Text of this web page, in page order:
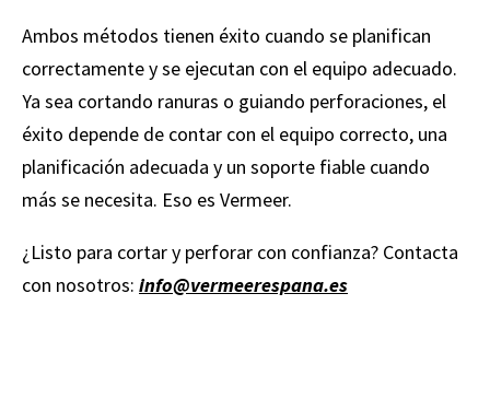
Ambos métodos tienen éxito cuando se planifican
correctamente y se ejecutan con el equipo adecuado.
Ya sea cortando ranuras o guiando perforaciones, el
éxito depende de contar con el equipo correcto, una
planificación adecuada y un soporte fiable cuando
más se necesita. Eso es Vermeer.
¿Listo para cortar y perforar con confianza? Contacta
con nosotros: info@vermeerespana.es